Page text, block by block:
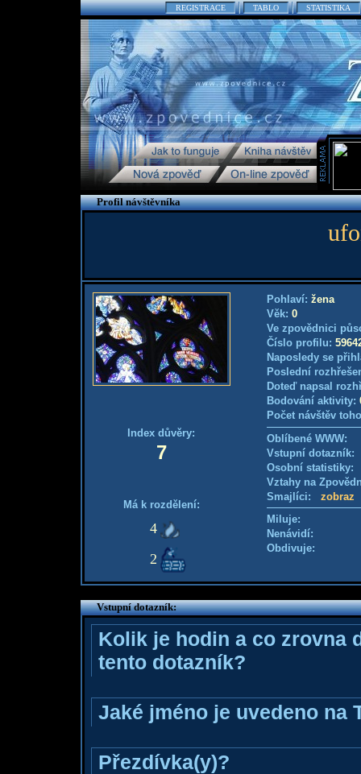
REGISTRACE TABLO STATISTIKA
Profil návštěvníka
Index důvěry:
7
Má k rozdělení:
4
2
Pohlaví: žena
Věk: 0
Ve zpovědnici
Číslo profilu:
Naposledy se
Poslední
Doteď napsal
Bodování aktivity:
Počet návštěv
Oblíbené WWW:
Vstupní
Osobní
Vztahy na
Smajlíci: zobraz
Miluje:
Nenávidí:
Obdivuje:
Vstupní dotazník:
Kolik je hodin a co zrovna
tento dotazník?
Jaké jméno je uvedeno na
Přezdívka(y)?